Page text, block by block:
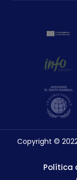
Copyright ©
Política